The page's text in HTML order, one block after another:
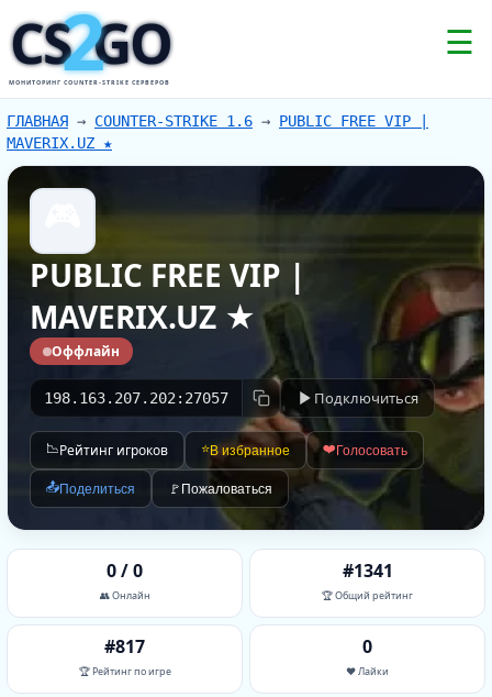
CS GO
2
МОНИТОРИНГ COUNTER-STRIKE СЕРВЕРОВ
☰
ГЛАВНАЯ → COUNTER-STRIKE 1.6 → PUBLIC FREE VIP |
MAVERIX.UZ ★
PUBLIC FREE VIP |
MAVERIX.UZ ★
Оффлайн
198.163.207.202:27057 Подключиться
📉Рейтинг игроков ⭐В избранное ❤️Голосовать
📤Поделиться 🚩 Пожаловаться
0 / 0
👥 Онлайн
#1341
🏆 Общий рейтинг
#817
🏆 Рейтинг по игре
0
❤️ Лайки